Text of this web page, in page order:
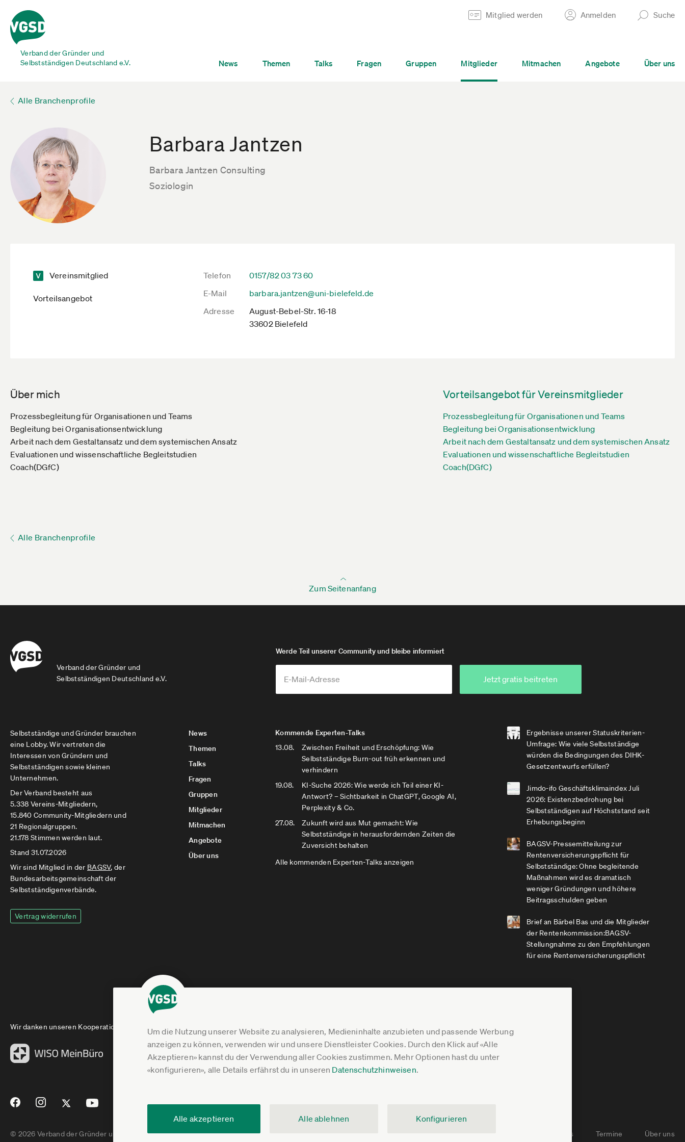
Verband der Gründer und
Selbstständigen Deutschland e.V.
Mitglied werden Anmelden Suche
News Themen Talks Fragen Gruppen Mitglieder Mitmachen Angebote Über uns
Um die Nutzung unserer Website zu analysieren, Medieninhalte anzubieten und passende Werbung
anzeigen zu können, verwenden wir und unsere Dienstleister Cookies. Durch den Klick auf «Alle
Akzeptieren» kannst du der Verwendung aller Cookies zustimmen. Mehr Optionen hast du unter
«konfigurieren», alle Details erfährst du in unseren Datenschutzhinweisen.
Alle akzeptieren Alle ablehnen Konfigurieren
Alle Branchenprofile
Barbara Jantzen
Barbara Jantzen Consulting
Soziologin
Vereinsmitglied
Vorteilsangebot
Telefon
0157/82 03 73 60
E-Mail
barbara.jantzen@uni-bielefeld.de
Adresse
August-Bebel-Str. 16-18
33602 Bielefeld
Über mich
Prozessbegleitung für Organisationen und Teams
Begleitung bei Organisationsentwicklung
Arbeit nach dem Gestaltansatz und dem systemischen Ansatz
Evaluationen und wissenschaftliche Begleitstudien
Coach(DGfC)
Vorteilsangebot für Vereinsmitglieder
Prozessbegleitung für Organisationen und Teams
Begleitung bei Organisationsentwicklung
Arbeit nach dem Gestaltansatz und dem systemischen Ansatz
Evaluationen und wissenschaftliche Begleitstudien
Coach(DGfC)
Alle Branchenprofile
Zum Seitenanfang
Verband der Gründer und
Selbstständigen Deutschland e.V.
Werde Teil unserer Community und bleibe informiert
Jetzt gratis beitreten
Selbstständige und Gründer brauchen
eine Lobby. Wir vertreten die
Interessen von Gründern und
Selbstständigen sowie kleinen
Unternehmen.
Der Verband besteht aus
5.338 Vereins-Mitgliedern,
15.840 Community-Mitgliedern und
21 Regionalgruppen.
21.178 Stimmen werden laut.
Stand 31.07.2026
Wir sind Mitglied in der BAGSV, der
Bundesarbeitsgemeinschaft der
Selbstständigenverbände.
Vertrag widerrufen
News
Themen
Talks
Fragen
Gruppen
Mitglieder
Mitmachen
Angebote
Über uns
Kommende Experten-Talks
13.08.
Zwischen Freiheit und Erschöpfung: Wie
Selbstständige Burn-out früh erkennen und
verhindern
19.08.
KI-Suche 2026: Wie werde ich Teil einer KI-
Antwort? – Sichtbarkeit in ChatGPT, Google AI,
Perplexity & Co.
27.08.
Zukunft wird aus Mut gemacht: Wie
Selbstständige in herausfordernden Zeiten die
Zuversicht behalten
Alle kommenden Experten-Talks anzeigen
Ergebnisse unserer Statuskriterien-
Umfrage: Wie viele Selbstständige
würden die Bedingungen des DIHK-
Gesetzentwurfs erfüllen?
Jimdo-ifo Geschäftsklimaindex Juli
2026: Existenzbedrohung bei
Selbstständigen auf Höchststand seit
Erhebungsbeginn
BAGSV-Pressemitteilung zur
Rentenversicherungspflicht für
Selbstständige: Ohne begleitende
Maßnahmen wird es dramatisch
weniger Gründungen und höhere
Beitragsschulden geben
Brief an Bärbel Bas und die Mitglieder
der Rentenkommission:BAGSV-
Stellungnahme zu den Empfehlungen
für eine Rentenversicherungspflicht
Wir danken unseren Kooperationspartnern
© 2026 Verband der Gründer und Selbstständigen Deutschland e.V. Jobs Termine Über uns